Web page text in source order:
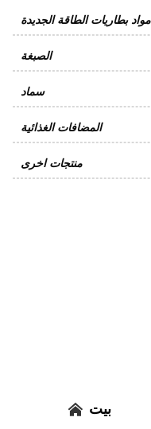
مواد بطاريات الطاقة الجديدة
الصبغة
سماد
المضافات الغذائية
منتجات اخرى
 بيت